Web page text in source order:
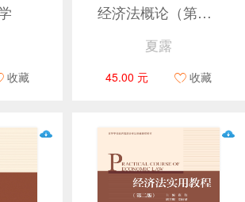
收藏
经济法概论（第三版）
夏露
45.00 元 收藏